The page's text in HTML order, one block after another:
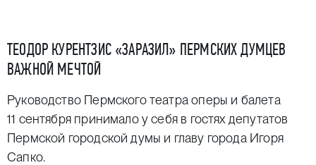
ТЕОДОР КУРЕНТЗИС «ЗАРАЗИЛ» ПЕРМСКИХ ДУМЦЕВ
ВАЖНОЙ МЕЧТОЙ
Руководство Пермского театра оперы и балета
11 сентября принимало у себя в гостях депутатов
Пермской городской думы и главу города Игоря
Сапко.